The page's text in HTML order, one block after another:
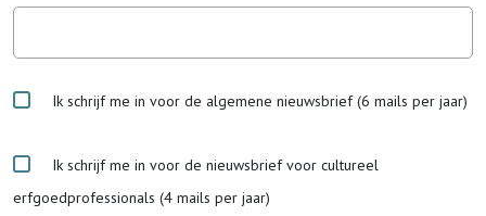
Ik schrijf me in voor de algemene nieuwsbrief (6 mails per jaar)
Ik schrijf me in voor de nieuwsbrief voor cultureel
erfgoedprofessionals (4 mails per jaar)